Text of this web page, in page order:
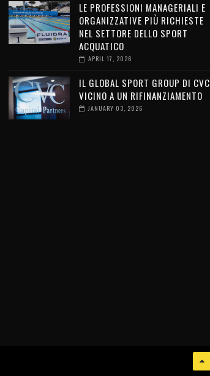
LE PROFESSIONI MANAGERIALI E
ORGANIZZATIVE PIÙ RICHIESTE
NEL SETTORE DELLO SPORT
ACQUATICO
APRIL 17, 2026
IL GLOBAL SPORT GROUP DI CVC
VICINO A UN RIFINANZIAMENTO
JANUARY 03, 2026